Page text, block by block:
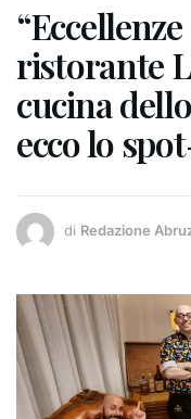
ristorante
cucina
ecco lo
di Redazione